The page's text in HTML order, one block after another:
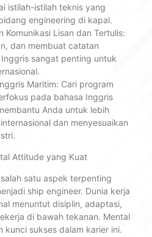
istilah-istilah teknis yang
engineering di kapal.
Komunikasi Lisan dan Tertulis:
dan membuat catatan
sangat penting untuk
Maritim: Cari program
pada bahasa Inggris
Anda untuk lebih
dan menyesuaikan
Attitude yang Kuat
satu aspek terpenting
ship engineer. Dunia kerja
menuntut disiplin, adaptasi,
di bawah tekanan. Mental
sukses dalam karier ini.